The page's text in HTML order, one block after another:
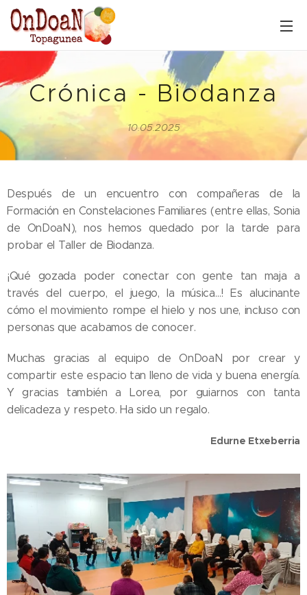
Crónica - Biodanza
10.05.2025
Después de un encuentro con compañeras de la
Formación en Constelaciones Familiares (entre ellas, Sonia
de OnDoaN), nos hemos quedado por la tarde para
probar el Taller de Biodanza.
¡Qué gozada poder conectar con gente tan maja a
través del cuerpo, el juego, la música…! Es alucinante
cómo el movimiento rompe el hielo y nos une, incluso con
personas que acabamos de conocer.
Muchas gracias al equipo de OnDoaN por crear y
compartir este espacio tan lleno de vida y buena energía.
Y gracias también a Lorea, por guiarnos con tanta
delicadeza y respeto. Ha sido un regalo.
Edurne Etxeberria